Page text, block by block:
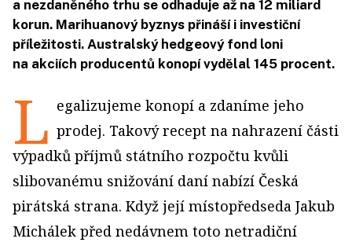
a nezdaněného trhu se odhaduje až na 12 miliard
korun. Marihuanový byznys přináší i investiční
příležitosti. Australský hedgeový fond loni
na akciích producentů konopí vydělal 145 procent.
L egalizujeme konopí a zdaníme jeho
prodej. Takový recept na nahrazení části
výpadků příjmů státního rozpočtu kvůli
slibovanému snižování daní nabízí Česká
pirátská strana. Když její místopředseda Jakub
Michálek před nedávnem toto netradiční